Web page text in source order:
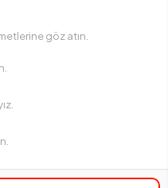
göz atın.